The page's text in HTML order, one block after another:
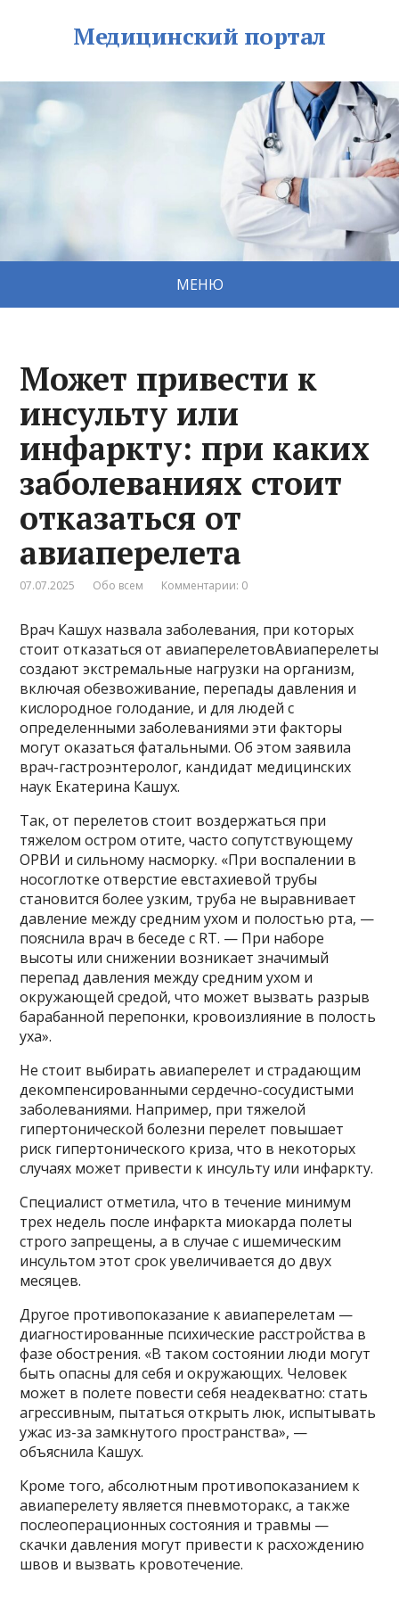
Медицинский портал
МЕНЮ
Может привести к
инсульту или
инфаркту: при каких
заболеваниях стоит
отказаться от
авиаперелета
07.07.2025 Обо всем Комментарии: 0
Врач Кашух назвала заболевания, при которых
стоит отказаться от авиаперелетовАвиаперелеты
создают экстремальные нагрузки на организм,
включая обезвоживание, перепады давления и
кислородное голодание, и для людей с
определенными заболеваниями эти факторы
могут оказаться фатальными. Об этом заявила
врач-гастроэнтеролог, кандидат медицинских
наук Екатерина Кашух.
Так, от перелетов стоит воздержаться при
тяжелом остром отите, часто сопутствующему
ОРВИ и сильному насморку. «При воспалении в
носоглотке отверстие евстахиевой трубы
становится более узким, труба не выравнивает
давление между средним ухом и полостью рта, —
пояснила врач в беседе с RT. — При наборе
высоты или снижении возникает значимый
перепад давления между средним ухом и
окружающей средой, что может вызвать разрыв
барабанной перепонки, кровоизлияние в полость
уха».
Не стоит выбирать авиаперелет и страдающим
декомпенсированными сердечно-сосудистыми
заболеваниями. Например, при тяжелой
гипертонической болезни перелет повышает
риск гипертонического криза, что в некоторых
случаях может привести к инсульту или инфаркту.
Специалист отметила, что в течение минимум
трех недель после инфаркта миокарда полеты
строго запрещены, а в случае с ишемическим
инсультом этот срок увеличивается до двух
месяцев.
Другое противопоказание к авиаперелетам —
диагностированные психические расстройства в
фазе обострения. «В таком состоянии люди могут
быть опасны для себя и окружающих. Человек
может в полете повести себя неадекватно: стать
агрессивным, пытаться открыть люк, испытывать
ужас из-за замкнутого пространства», —
объяснила Кашух.
Кроме того, абсолютным противопоказанием к
авиаперелету является пневмоторакс, а также
послеоперационных состояния и травмы —
скачки давления могут привести к расхождению
швов и вызвать кровотечение.